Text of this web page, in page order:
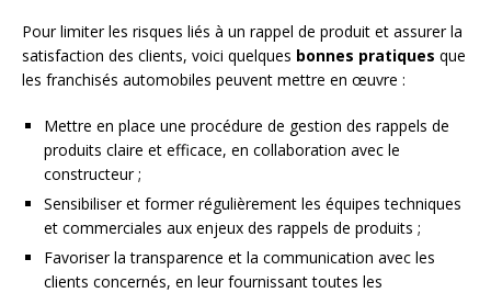
Pour limiter les risques liés à un rappel de produit et assurer la
satisfaction des clients, voici quelques bonnes pratiques que
les franchisés automobiles peuvent mettre en œuvre :
Mettre en place une procédure de gestion des rappels de
produits claire et efficace, en collaboration avec le
constructeur ;
Sensibiliser et former régulièrement les équipes techniques
et commerciales aux enjeux des rappels de produits ;
Favoriser la transparence et la communication avec les
clients concernés, en leur fournissant toutes les